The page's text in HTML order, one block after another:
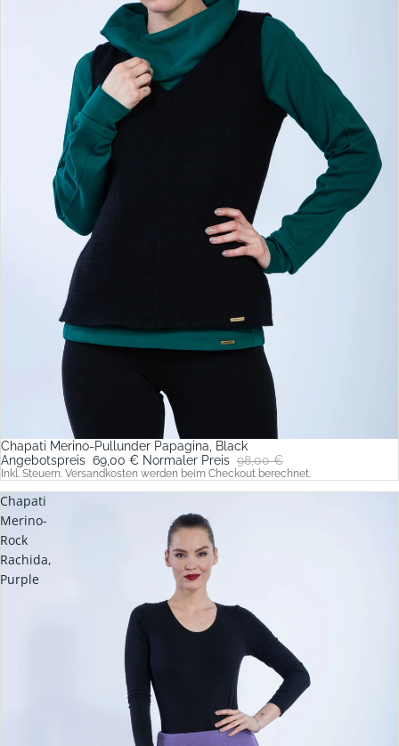
Sale
Chapati Merino-Pullunder Papagina, Black
Angebotspreis 69,00 € Normaler Preis 98,00 €
Inkl. Steuern. Versandkosten werden beim Checkout berechnet.
Chapati
Merino-
Rock
Rachida,
Purple